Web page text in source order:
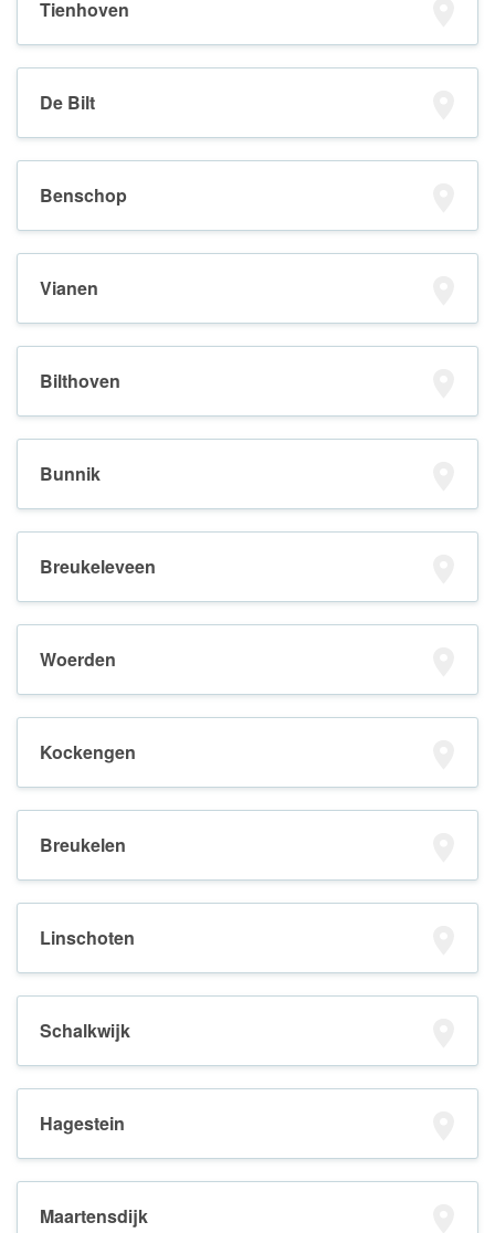
Tienhoven
De Bilt
Benschop
Vianen
Bilthoven
Bunnik
Breukeleveen
Woerden
Kockengen
Breukelen
Linschoten
Schalkwijk
Hagestein
Maartensdijk